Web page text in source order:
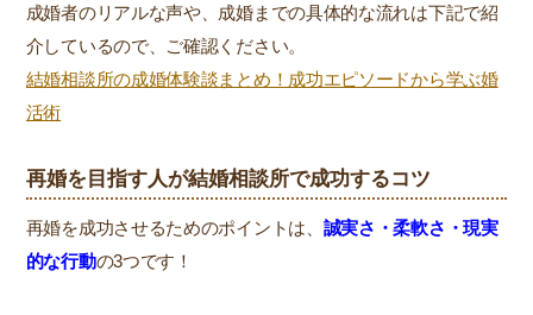
成婚者のリアルな声や、成婚までの具体的な流れは下記で紹
介しているので、ご確認ください。
結婚相談所の成婚体験談まとめ！成功エピソードから学ぶ婚
活術
再婚を目指す人が結婚相談所で成功するコツ
再婚を成功させるためのポイントは、 誠実さ・柔軟さ・現実
的な行動の3つです！